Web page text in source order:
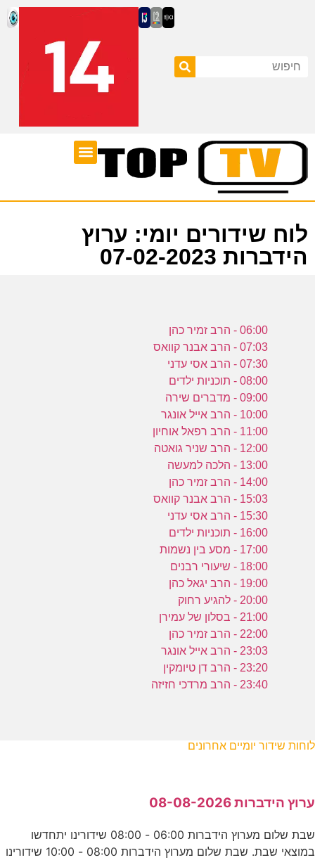
לוח שידורים יומי: ערוץ
הידברות 07-02-2023
06:00 - הרב זמיר כהן
07:03 - הרב אבנר קוואס
07:30 - הרב אסי עדני
08:00 - תוכניות ילדים
09:00 - מדברים שירה
10:00 - הרב אייל אונגר
11:00 - הרב רפאל אוחיון
12:00 - הרב שניר גואטה
13:00 - הלכה למעשה
14:00 - הרב זמיר כהן
15:03 - הרב אבנר קוואס
15:30 - הרב אסי עדני
16:00 - תוכניות ילדים
17:00 - מסע בין נשמות
18:00 - שיעורי רבנים
19:00 - הרב יגאל כהן
20:00 - להגיע רחוק
21:00 - בסלון של עמירן
22:00 - הרב זמיר כהן
23:03 - הרב אייל אונגר
23:20 - הרב דן טיומקין
23:40 - הרב מרדכי חזיזה
לוחות שידור יומיים אחרונים
ערוץ הידברות 08-08-2026
שבת שלום מערוץ הידברות 06:00 - 08:00 שידורינו יתחדשו
במוצאי שבת. שבת שלום מערוץ הידברות 08:00 - 10:00 שידורינו